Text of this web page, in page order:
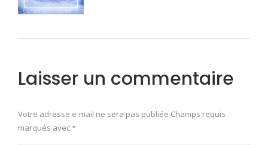
Laisser un commentaire
Votre adresse e-mail ne sera pas publiée Champs requis
marqués avec*